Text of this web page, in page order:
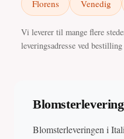
Florens Venedig
Vi leverer til mange flere
leveringsadresse ved
Blomsterleveringen i